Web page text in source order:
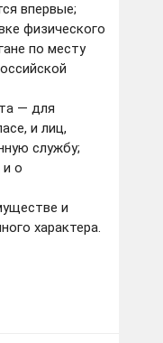
впервые;
физического
по месту
— для
и лиц,
службу;
о
и
характера.